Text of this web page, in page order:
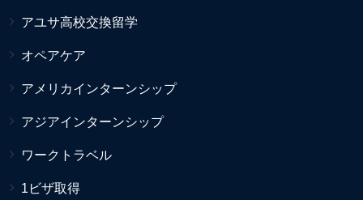
アユサ高校交換留学
オペアケア
アメリカインターンシップ
アジアインターンシップ
ワークトラベル
1ビザ取得